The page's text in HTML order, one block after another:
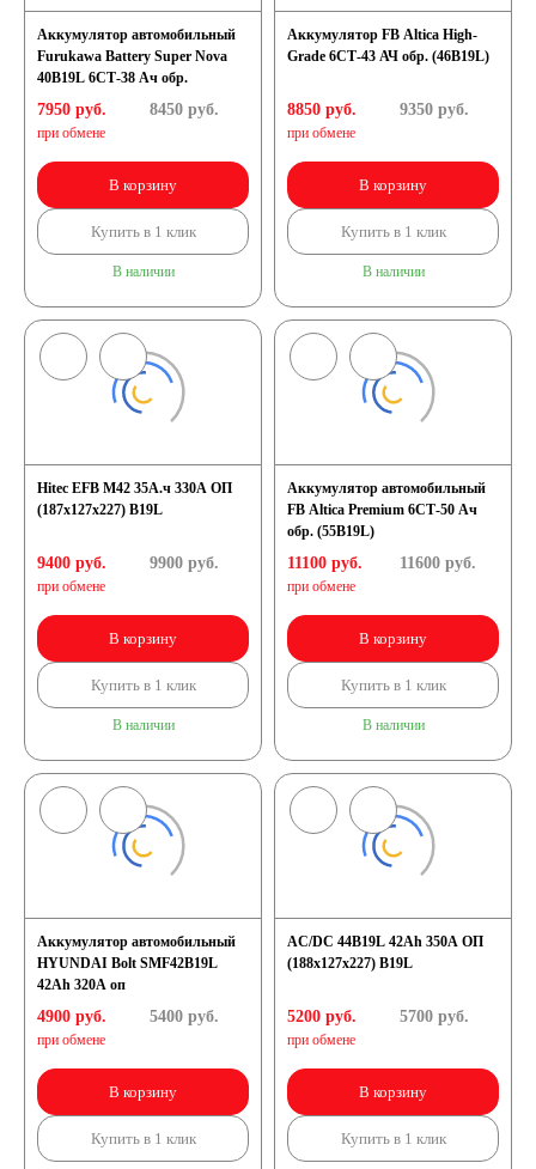
Аккумулятор автомобильный
Furukawa Battery Super Nova
40B19L 6СТ-38 Ач обр.
7950 руб.
при обмене
8450руб.
В корзину
Купить в 1 клик
В наличии
Аккумулятор FB Altica High-
Grade 6СТ-43 АЧ обр. (46B19L)
8850 руб.
при обмене
9350руб.
В корзину
Купить в 1 клик
В наличии
Hitec EFB M42 35А.ч 330А ОП
(187x127x227) B19L
9400 руб.
при обмене
9900руб.
В корзину
Купить в 1 клик
В наличии
Аккумулятор автомобильный
FB Altica Premium 6СТ-50 Ач
обр. (55B19L)
11100 руб.
при обмене
11600руб.
В корзину
Купить в 1 клик
В наличии
Аккумулятор автомобильный
HYUNDAI Bolt SMF42B19L
42Ah 320A оп
4900 руб.
при обмене
5400руб.
В корзину
Купить в 1 клик
AC/DC 44B19L 42Ah 350A ОП
(188x127x227) B19L
5200 руб.
при обмене
5700руб.
В корзину
Купить в 1 клик